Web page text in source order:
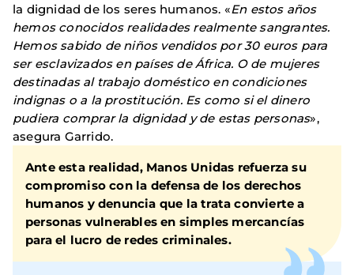
la dignidad de los seres humanos. «En estos años
hemos conocidos realidades realmente sangrantes.
Hemos sabido de niños vendidos por 30 euros para
ser esclavizados en países de África. O de mujeres
destinadas al trabajo doméstico en condiciones
indignas o a la prostitución. Es como si el dinero
pudiera comprar la dignidad y de estas personas»,
asegura Garrido.
Ante esta realidad, Manos Unidas refuerza su
compromiso con la defensa de los derechos
humanos y denuncia que la trata convierte a
personas vulnerables en simples mercancías
para el lucro de redes criminales.